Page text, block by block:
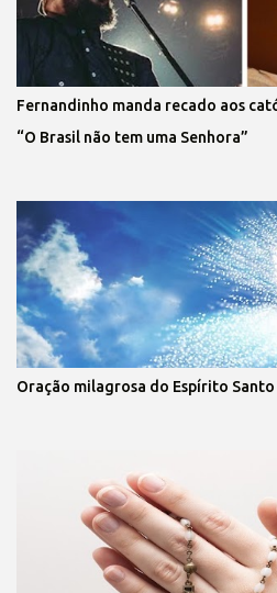
Fernandinho manda recado aos
“O Brasil não tem uma Senhora”
Oração milagrosa do Espírito Santo